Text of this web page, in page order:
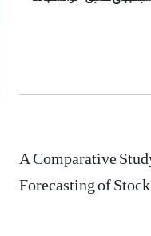
A Comparative
Forecasting of